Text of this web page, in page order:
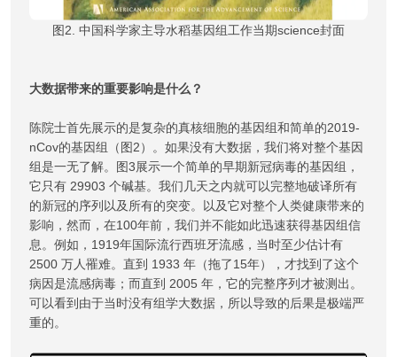
图2. 中国科学家主导水稻基因组工作当期science封面
大数据带来的重要影响是什么？
陈院士首先展示的是复杂的真核细胞的基因组和简单的2019-
nCov的基因组（图2）。如果没有大数据，我们将对整个基因
组是一无了解。图3展示一个简单的早期新冠病毒的基因组，
它只有 29903 个碱基。我们几天之内就可以完整地破译所有
的新冠的序列以及所有的突变。以及它对整个人类健康带来的
影响，然而，在100年前，我们并不能如此迅速获得基因组信
息。例如，1919年国际流行西班牙流感，当时至少估计有
2500 万人罹难。直到 1933 年（拖了15年），才找到了这个
病因是流感病毒；而直到 2005 年，它的完整序列才被测出。
可以看到由于当时没有组学大数据，所以导致的后果是极端严
重的。